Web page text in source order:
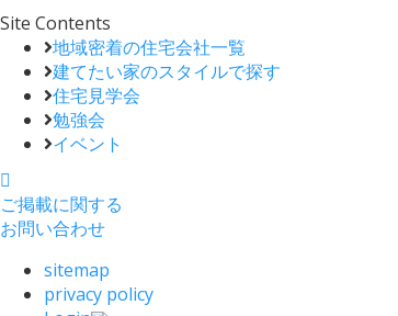
Site Contents
地域密着の住宅会社一覧
建てたい家のスタイルで探す
住宅見学会
勉強会
イベント
ご掲載に関する
お問い合わせ
sitemap
privacy policy